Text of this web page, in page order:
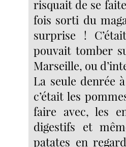
risquait de se
fois sorti du
surprise !
pouvait tomber
Marseille, ou
La seule denrée
c’était les
faire avec, les
digestifs et
patates en